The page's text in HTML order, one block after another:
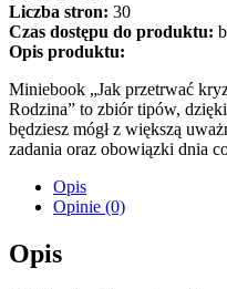
Liczba stron: 30
Czas dostępu do produktu:
Opis produktu:
Miniebook „Jak przetrwać
Rodzina” to zbiór tipów,
będziesz mógł z większą
zadania oraz obowiązki dnia
Opis
Opinie (0)
Opis